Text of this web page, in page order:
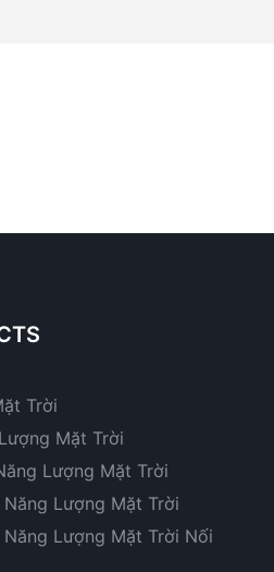
Trời
Mặt Trời
Lượng Mặt Trời
Năng Lượng Mặt Trời
Năng Lượng Mặt Trời Nối